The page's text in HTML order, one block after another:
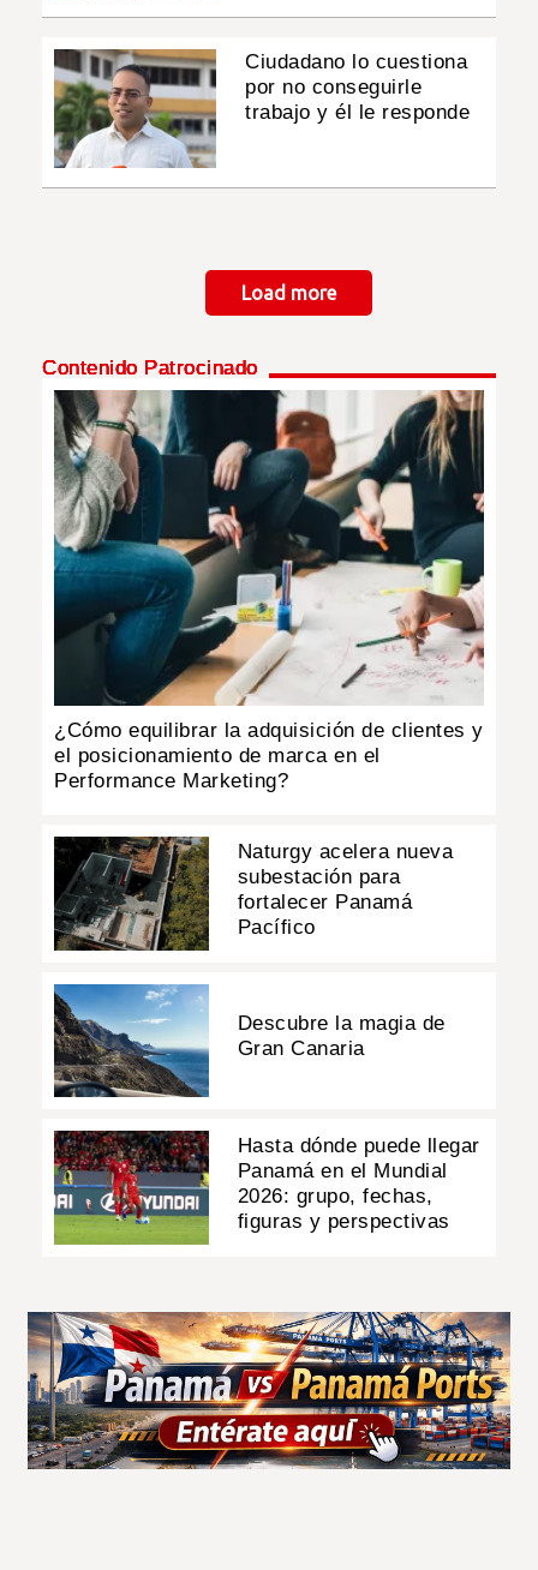
Ciudadano lo cuestiona
por no conseguirle
trabajo y él le responde
Load more
Contenido Patrocinado
¿Cómo equilibrar la adquisición de clientes y
el posicionamiento de marca en el
Performance Marketing?
Naturgy acelera nueva
subestación para
fortalecer Panamá
Pacífico
Descubre la magia de
Gran Canaria
Hasta dónde puede llegar
Panamá en el Mundial
2026: grupo, fechas,
figuras y perspectivas